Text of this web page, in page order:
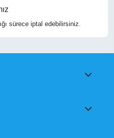
sürece iptal edebilirsiniz.